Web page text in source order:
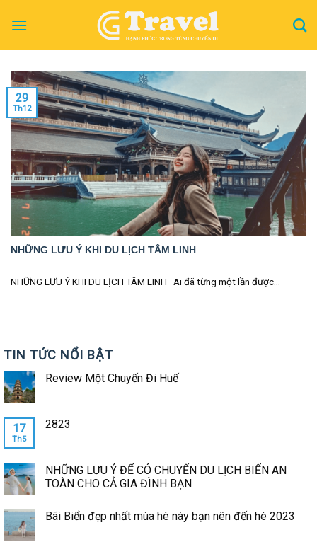
NHỮNG LƯU Ý KHI DU LỊCH TÂM LINH
NHỮNG LƯU Ý KHI DU LỊCH TÂM LINH Ai đã từng một lần được...
29
Th12
TIN TỨC NỔI BẬT
Review Một Chuyến Đi Huế
17
Th5
2823
NHỮNG LƯU Ý ĐỂ CÓ CHUYẾN DU LỊCH BIỂN AN
TOÀN CHO CẢ GIA ĐÌNH BẠN
Bãi Biển đẹp nhất mùa hè này bạn nên đến hè 2023